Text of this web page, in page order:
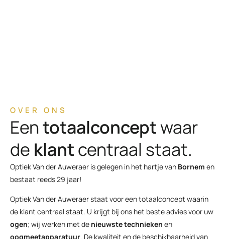
OVER ONS
Eentotaalconceptwaar
de klantcentraal staat.
Optiek Van der Auweraer is gelegen in het hartje van Bornem en
bestaat reeds 29 jaar!
Optiek Van der Auweraer staat voor een totaalconcept waarin
de klant centraal staat. U krijgt bij ons het beste advies voor uw
ogen; wij werken met de nieuwste technieken en
oogmeetapparatuur. De kwaliteit en de beschikbaarheid van